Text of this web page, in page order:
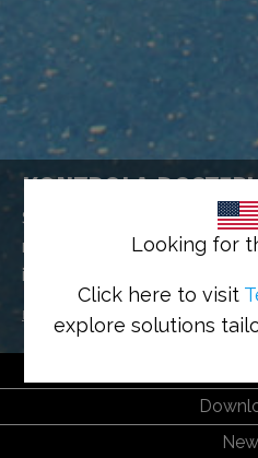
KONTROLA
Skuteczny system
można skonfigurować
indywidualnych wymogów
Home Solutions KONTROLA
Looking for
Click here to visit
explore solutions